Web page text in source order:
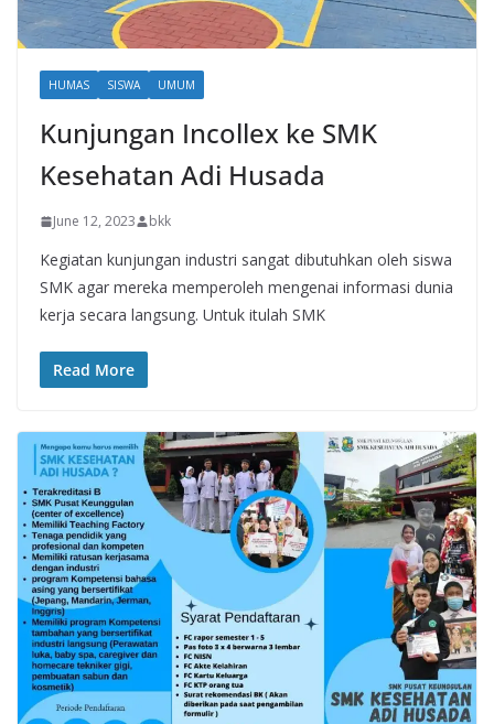
HUMAS SISWA UMUM
Kunjungan Incollex ke SMK
Kesehatan Adi Husada
June 12, 2023 bkk
Kegiatan kunjungan industri sangat dibutuhkan oleh siswa
SMK agar mereka memperoleh mengenai informasi dunia
kerja secara langsung. Untuk itulah SMK
Read More